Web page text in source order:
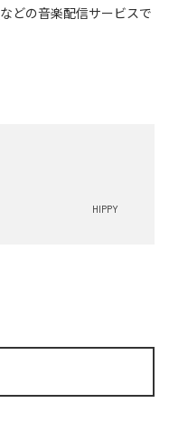
などの音楽配信サービスで
HIPPY